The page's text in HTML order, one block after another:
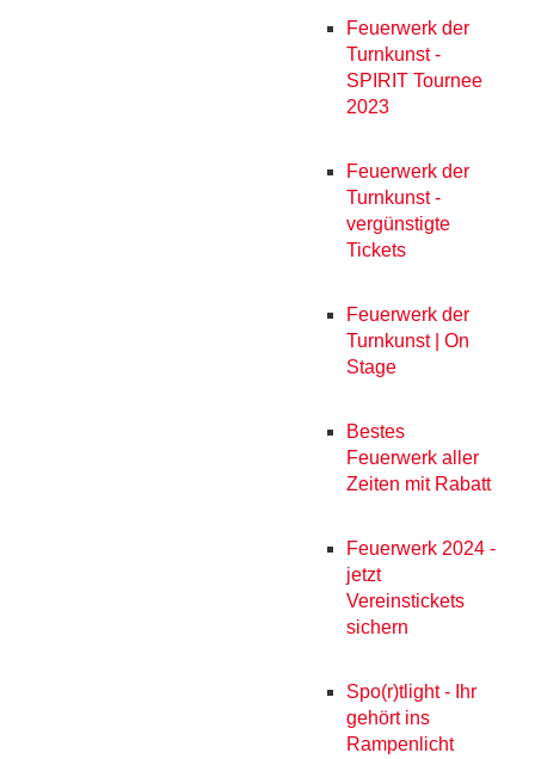
Feuerwerk der
Turnkunst -
SPIRIT Tournee
2023
Feuerwerk der
Turnkunst -
vergünstigte
Tickets
Feuerwerk der
Turnkunst | On
Stage
Bestes
Feuerwerk aller
Zeiten mit Rabatt
Feuerwerk 2024 -
jetzt
Vereinstickets
sichern
Spo(r)tlight - Ihr
gehört ins
Rampenlicht